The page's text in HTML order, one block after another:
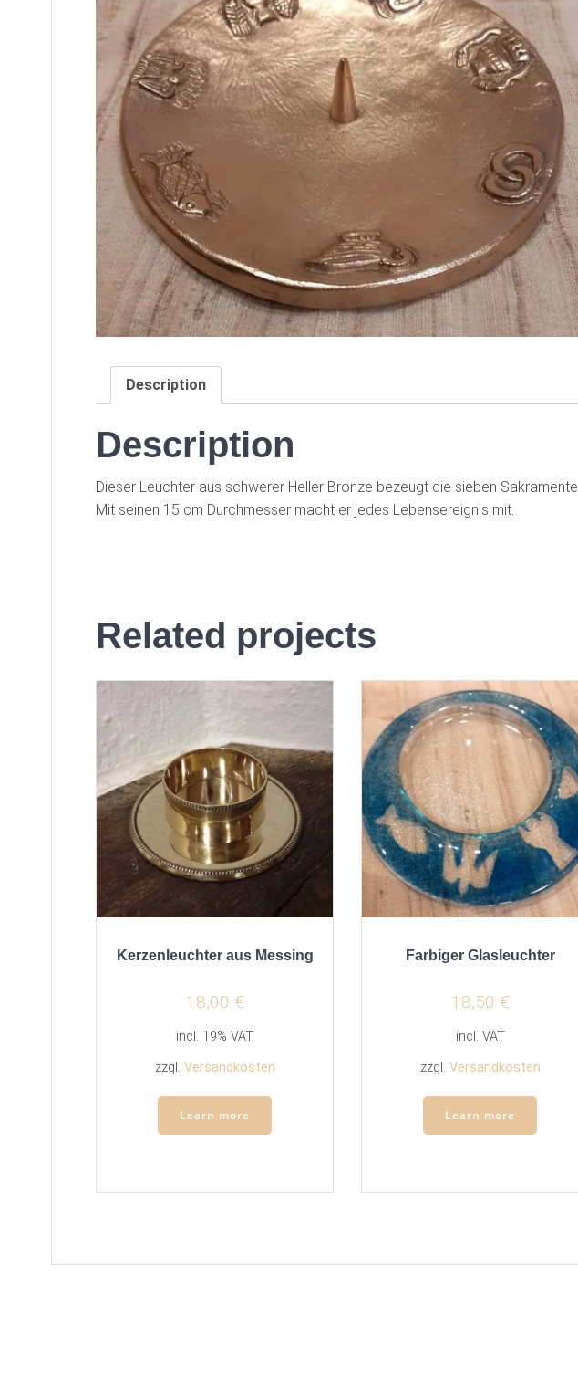
Description
Description
Dieser Leuchter aus schwerer Heller Bronze bezeugt die sieben Sakramente.
Mit seinen 15 cm Durchmesser macht er jedes Lebensereignis mit.
Related projects
Kerzenleuchter aus Messing
18,00 €
incl. 19% VAT
zzgl. Versandkosten
Learn more
Farbiger Glasleuchter
18,50 €
incl. VAT
zzgl. Versandkosten
Learn more